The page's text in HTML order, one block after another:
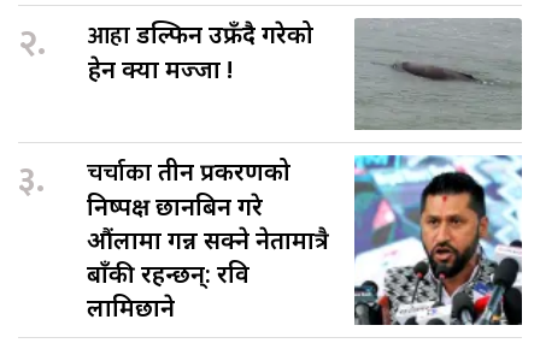
२. आहाडल्फिन उफ्रँदै गरेको
हेर्न क्या मज्जा !
३. चर्चाकातीन प्रकरणको
निष्पक्ष छानबिन गरे
औंलामा गन्न सक्ने नेतामात्रै
बाँकी रहन्छन्: रवि
लामिछाने